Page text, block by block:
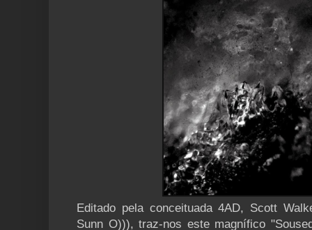
Editado pela conceituada 4AD, Scott
Sunn O))), traz-nos este magnífico